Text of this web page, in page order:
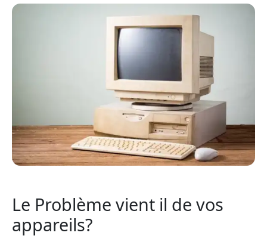
Le Problème vient il de vos
appareils?